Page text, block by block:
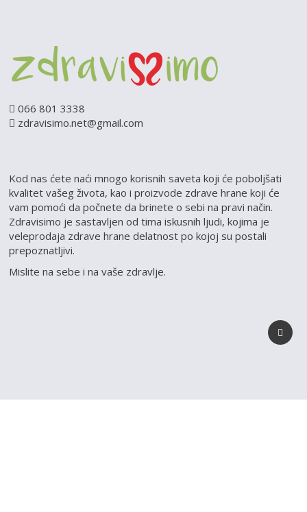
066 801 3338
zdravisimo.net@gmail.com
Kod nas ćete naći mnogo korisnih saveta koji će poboljšati
kvalitet vašeg života, kao i proizvode zdrave hrane koji će
vam pomoći da počnete da brinete o sebi na pravi način.
Zdravisimo je sastavljen od tima iskusnih ljudi, kojima je
veleprodaja zdrave hrane delatnost po kojoj su postali
prepoznatljivi.
Mislite na sebe i na vaše zdravlje.